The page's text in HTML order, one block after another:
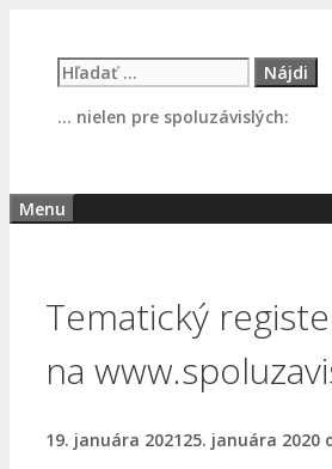
Hľadať:
… nielen pre spoluzávislých:
Menu
Tematický
na
19. januára 202125. januára 2020